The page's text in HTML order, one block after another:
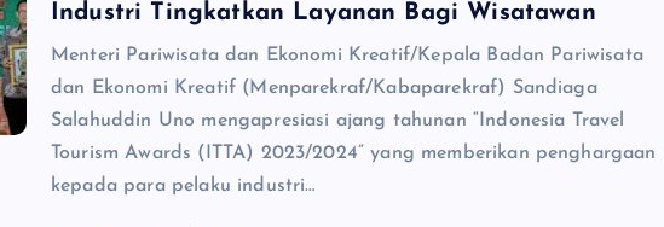
Industri Tingkatkan Layanan Bagi Wisatawan
Menteri Pariwisata dan Ekonomi Kreatif/Kepala Badan Pariwisata
dan Ekonomi Kreatif (Menparekraf/Kabaparekraf) Sandiaga
Salahuddin Uno mengapresiasi ajang tahunan “Indonesia Travel
Tourism Awards (ITTA) 2023/2024” yang memberikan penghargaan
kepada para pelaku industri…